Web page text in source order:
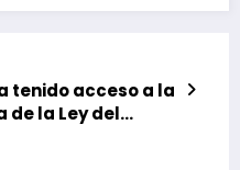
tenido acceso a la
la Ley del